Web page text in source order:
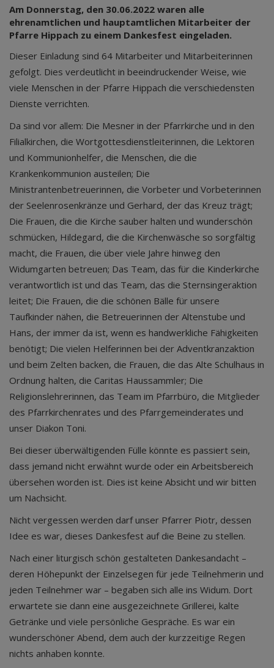
Am Donnerstag, den 30.06.2022 waren alle
ehrenamtlichen und hauptamtlichen Mitarbeiter der
Pfarre Hippach zu einem Dankesfest eingeladen.
Dieser Einladung sind 64 Mitarbeiter und Mitarbeiterinnen
gefolgt. Dies verdeutlicht in beeindruckender Weise, wie
viele Menschen in der Pfarre Hippach die verschiedensten
Dienste verrichten.
Da sind vor allem: Die Mesner in der Pfarrkirche und in den
Filialkirchen, die Wortgottesdienstleiterinnen, die Lektoren
und Kommunionhelfer, die Menschen, die die
Krankenkommunion austeilen; Die
Ministrantenbetreuerinnen, die Vorbeter und Vorbeterinnen
der Seelenrosenkränze und Gerhard, der das Kreuz trägt;
Die Frauen, die die Kirche sauber halten und wunderschön
schmücken, Hildegard, die die Kirchenwäsche so sorgfältig
macht, die Frauen, die über viele Jahre hinweg den
Widumgarten betreuen; Das Team, das für die Kinderkirche
verantwortlich ist und das Team, das die Sternsingeraktion
leitet; Die Frauen, die die schönen Bälle für unsere
Taufkinder nähen, die Betreuerinnen der Altenstube und
Hans, der immer da ist, wenn es handwerkliche Fähigkeiten
benötigt; Die vielen Helferinnen bei der Adventkranzaktion
und beim Zelten backen, die Frauen, die das Alte Schulhaus in
Ordnung halten, die Caritas Haussammler; Die
Religionslehrerinnen, das Team im Pfarrbüro, die Mitglieder
des Pfarrkirchenrates und des Pfarrgemeinderates und
unser Diakon Toni.
Bei dieser überwältigenden Fülle könnte es passiert sein,
dass jemand nicht erwähnt wurde oder ein Arbeitsbereich
übersehen worden ist. Dies ist keine Absicht und wir bitten
um Nachsicht.
Nicht vergessen werden darf unser Pfarrer Piotr, dessen
Idee es war, dieses Dankesfest auf die Beine zu stellen.
Nach einer liturgisch schön gestalteten Dankesandacht –
deren Höhepunkt der Einzelsegen für jede Teilnehmerin und
jeden Teilnehmer war – begaben sich alle ins Widum. Dort
erwartete sie dann eine ausgezeichnete Grillerei, kalte
Getränke und viele persönliche Gespräche. Es war ein
wunderschöner Abend, dem auch der kurzzeitige Regen
nichts anhaben konnte.